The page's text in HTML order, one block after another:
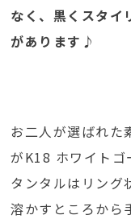
なく、黒くスタイ
があります♪
お二人が選ばれた
がK18 ホワイトゴ
タンタルはリング
溶かすところから